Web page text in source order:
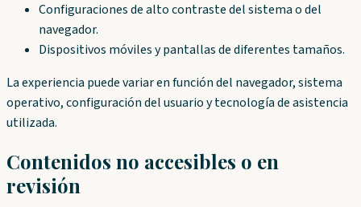
Configuraciones de alto contraste del sistema o del
navegador.
Dispositivos móviles y pantallas de diferentes tamaños.
La experiencia puede variar en función del navegador, sistema
operativo, configuración del usuario y tecnología de asistencia
utilizada.
Contenidos no accesibles o en
revisión